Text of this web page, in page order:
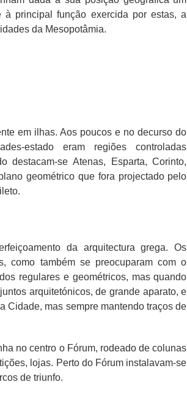
à principal função exercida por estas, a
da Mesopotâmia.
em ilhas. Aos poucos e no decurso do
estado eram regiões controladas
destacam-se Atenas, Esparta, Corinto,
geométrico que fora projectado pelo
da arquitectura grega. Os
como também se preocuparam com o
regulares e geométricos, mas quando
arquitetónicos, de grande aparato, e
Cidade, mas sempre mantendo traços de
no centro o Fórum, rodeado de colunas
lojas. Perto do Fórum instalavam-se
de triunfo.